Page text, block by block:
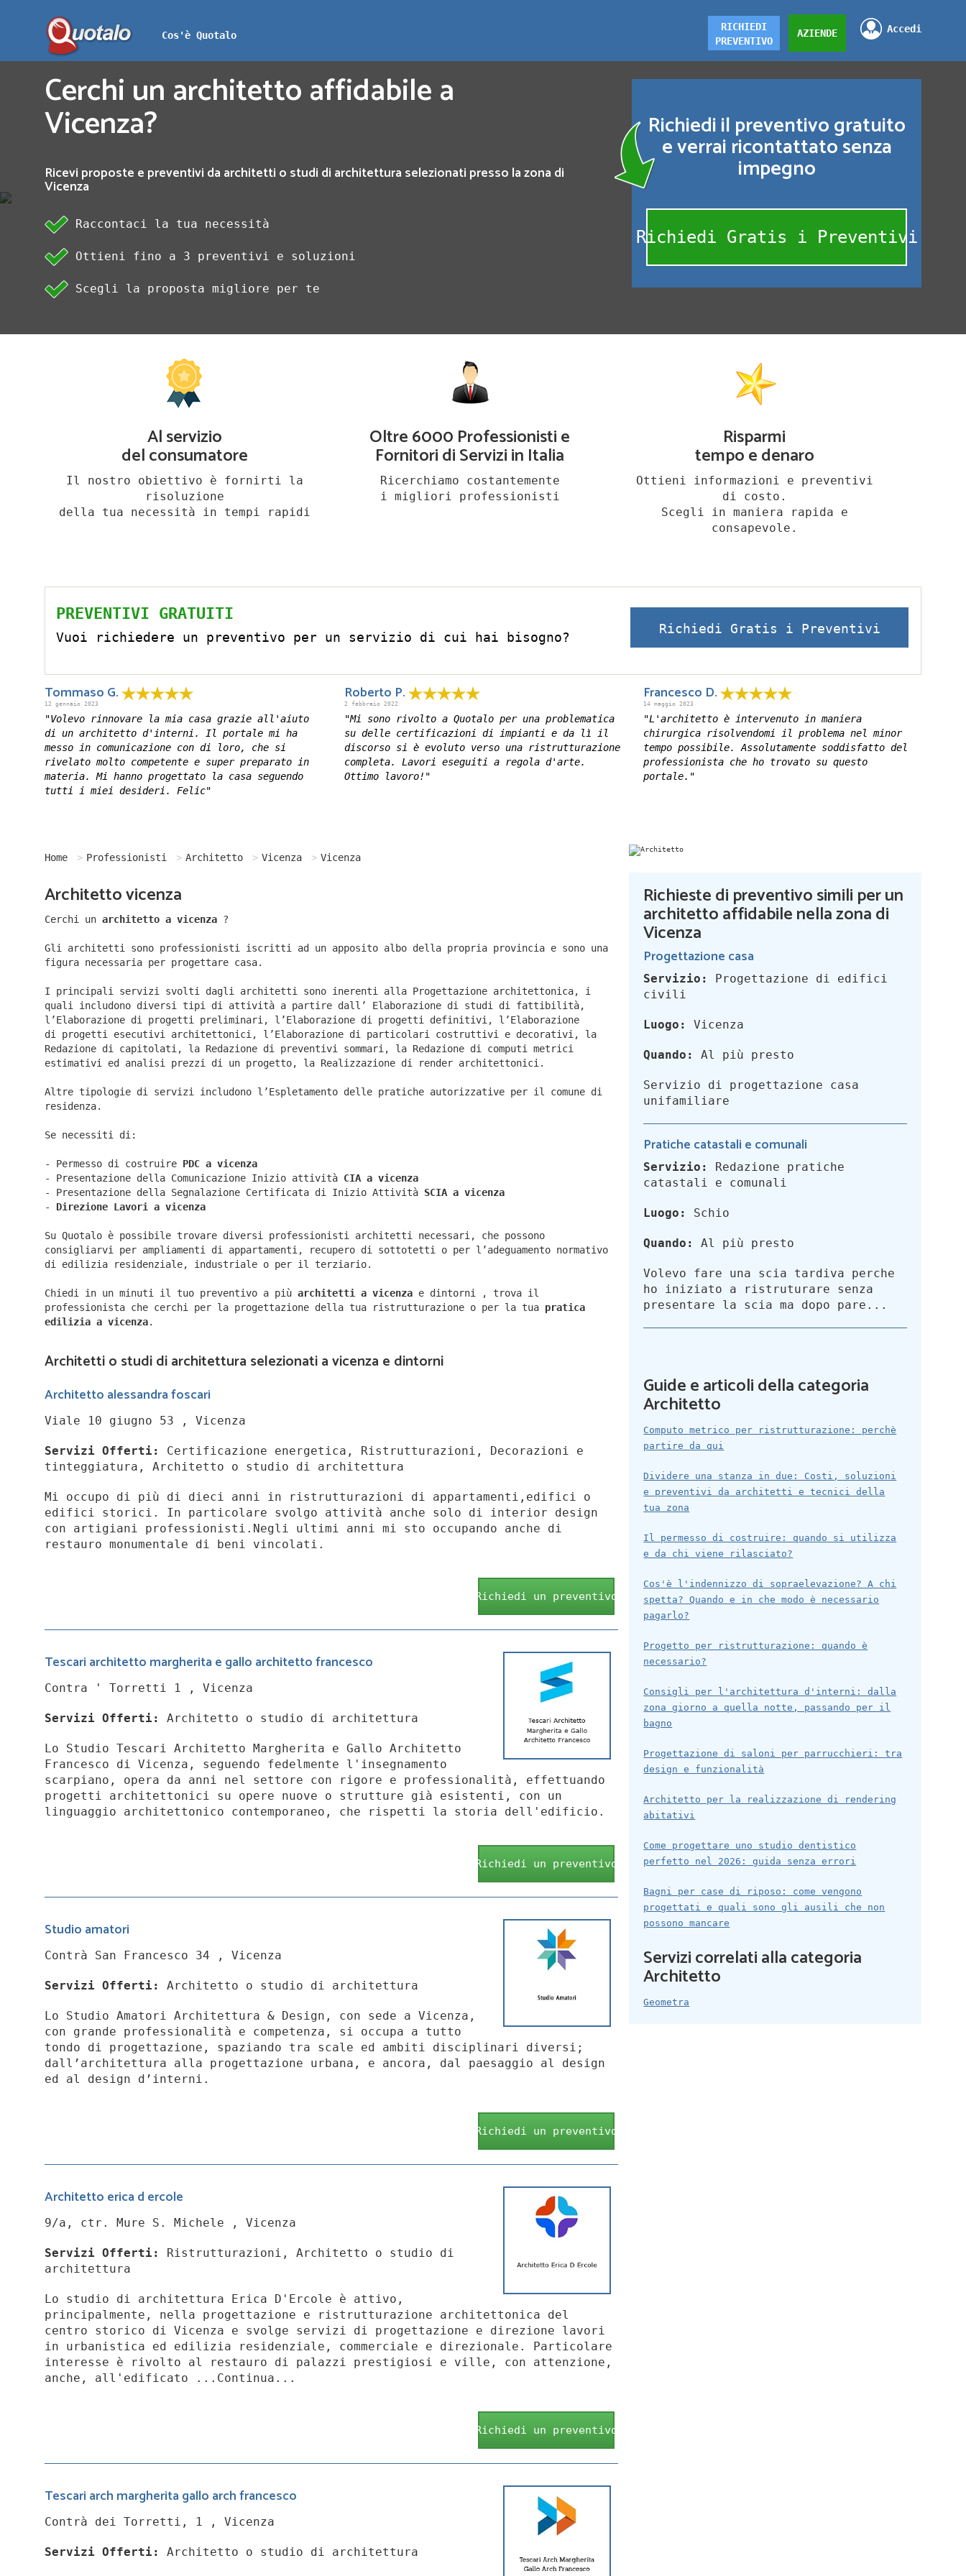
Cos'è Quotalo
Accedi
AZIENDE
RICHIEDI
PREVENTIVO
Cerchi un architetto affidabile a
Vicenza?
Ricevi proposte e preventivi da architetti o studi di architettura selezionati presso la zona di
Vicenza
Raccontaci la tua necessità
Ottieni fino a 3 preventivi e soluzioni
Scegli la proposta migliore per te
Richiedi il preventivo gratuito
e verrai ricontattato senza
impegno
Richiedi Gratis i Preventivi
Al servizio
del consumatore
Il nostro obiettivo è fornirti la
risoluzione
della tua necessità in tempi rapidi
Oltre 6000 Professionisti e
Fornitori di Servizi in Italia
Ricerchiamo costantemente
i migliori professionisti
Risparmi
tempo e denaro
Ottieni informazioni e preventivi
di costo.
Scegli in maniera rapida e
consapevole.
PREVENTIVI GRATUITI
Vuoi richiedere un preventivo per un servizio di cui hai bisogno?
Richiedi Gratis i Preventivi
Tommaso G.
12 gennaio 2023
"Volevo rinnovare la mia casa grazie all'aiuto
di un architetto d'interni. Il portale mi ha
messo in comunicazione con di loro, che si
rivelato molto competente e super preparato in
materia. Mi hanno progettato la casa seguendo
tutti i miei desideri. Felic"
Roberto P.
2 febbraio 2022
"Mi sono rivolto a Quotalo per una problematica
su delle certificazioni di impianti e da lì il
discorso si è evoluto verso una ristrutturazione
completa. Lavori eseguiti a regola d'arte.
Ottimo lavoro!"
Francesco D.
14 maggio 2023
"L'architetto è intervenuto in maniera
chirurgica risolvendomi il problema nel minor
tempo possibile. Assolutamente soddisfatto del
professionista che ho trovato su questo
portale."
Home Professionisti Architetto Vicenza Vicenza
Architetto vicenza
Cerchi un architetto a vicenza ?
Gli architetti sono professionisti iscritti ad un apposito albo della propria provincia e sono una
figura necessaria per progettare casa.
I principali servizi svolti dagli architetti sono inerenti alla Progettazione architettonica, i
quali includono diversi tipi di attività a partire dall’ Elaborazione di studi di fattibilità,
l’Elaborazione di progetti preliminari, l’Elaborazione di progetti definitivi, l’Elaborazione
di progetti esecutivi architettonici, l’Elaborazione di particolari costruttivi e decorativi, la
Redazione di capitolati, la Redazione di preventivi sommari, la Redazione di computi metrici
estimativi ed analisi prezzi di un progetto, la Realizzazione di render architettonici.
Altre tipologie di servizi includono l’Espletamento delle pratiche autorizzative per il comune di
residenza.
Se necessiti di:
- Permesso di costruire PDC a vicenza
- Presentazione della Comunicazione Inizio attività CIA a vicenza
- Presentazione della Segnalazione Certificata di Inizio Attività SCIA a vicenza
- Direzione Lavori a vicenza
Su Quotalo è possibile trovare diversi professionisti architetti necessari, che possono
consigliarvi per ampliamenti di appartamenti, recupero di sottotetti o per l’adeguamento normativo
di edilizia residenziale, industriale o per il terziario.
Chiedi in un minuti il tuo preventivo a più architetti a vicenza e dintorni ,
trova il
professionista che cerchi per la progettazione della tua ristrutturazione o per la tua pratica
edilizia a vicenza.
Architetti o studi di architettura selezionati a vicenza e dintorni
Architetto alessandra foscari
Viale 10 giugno 53 , Vicenza
Servizi Offerti:
Certificazione energetica, Ristrutturazioni, Decorazioni e
tinteggiatura, Architetto o studio di architettura
Mi occupo di più di dieci anni in ristrutturazioni di appartamenti,edifici o
edifici storici. In particolare svolgo attività anche solo di interior design
con artigiani professionisti.Negli ultimi anni mi sto occupando anche di
restauro monumentale di beni vincolati.
Richiedi un preventivo
Tescari architetto margherita e gallo architetto francesco
Contra ' Torretti 1 , Vicenza
Servizi Offerti: Architetto o studio di architettura
Lo Studio Tescari Architetto Margherita e Gallo Architetto
Francesco di Vicenza, seguendo fedelmente l'insegnamento
scarpiano, opera da anni nel settore con rigore e professionalità, effettuando
progetti architettonici su opere nuove o strutture già esistenti, con un
linguaggio architettonico contemporaneo, che rispetti la storia dell'edificio.
Richiedi un preventivo
Studio amatori
Contrà San Francesco 34 , Vicenza
Servizi Offerti: Architetto o studio di architettura
Lo Studio Amatori Architettura & Design, con sede a Vicenza,
con grande professionalità e competenza, si occupa a tutto
tondo di progettazione, spaziando tra scale ed ambiti disciplinari diversi;
dall’architettura alla progettazione urbana, e ancora, dal paesaggio al design
ed al design d’interni.
Richiedi un preventivo
Architetto erica d ercole
9/a, ctr. Mure S. Michele , Vicenza
Servizi Offerti:
Ristrutturazioni, Architetto o studio di
architettura
Lo studio di architettura Erica D'Ercole è attivo,
principalmente, nella progettazione e ristrutturazione architettonica del
centro storico di Vicenza e svolge servizi di progettazione e direzione lavori
in urbanistica ed edilizia residenziale, commerciale e direzionale. Particolare
interesse è rivolto al restauro di palazzi prestigiosi e ville, con attenzione,
anche, all'edificato ...Continua...
Richiedi un preventivo
Tescari arch margherita gallo arch francesco
Contrà dei Torretti, 1 , Vicenza
Servizi Offerti: Architetto o studio di architettura
Richieste di preventivo simili per un
architetto affidabile nella zona di
Vicenza
Progettazione casa
Servizio:
Progettazione di edifici
civili
Luogo: Vicenza
Quando: Al più presto
Servizio di progettazione casa
unifamiliare
Pratiche catastali e comunali
Servizio:
Redazione pratiche
catastali e comunali
Luogo: Schio
Quando: Al più presto
Volevo fare una scia tardiva perche
ho iniziato a ristruturare senza
presentare la scia ma dopo pare...
Guide e articoli della categoria
Architetto
Computo metrico per ristrutturazione: perchè
partire da qui
Dividere una stanza in due: Costi, soluzioni
e preventivi da architetti e tecnici della
tua zona
Il permesso di costruire: quando si utilizza
e da chi viene rilasciato?
Cos'è l'indennizzo di sopraelevazione? A chi
spetta? Quando e in che modo è necessario
pagarlo?
Progetto per ristrutturazione: quando è
necessario?
Consigli per l'architettura d'interni: dalla
zona giorno a quella notte, passando per il
bagno
Progettazione di saloni per parrucchieri: tra
design e funzionalità
Architetto per la realizzazione di rendering
abitativi
Come progettare uno studio dentistico
perfetto nel 2026: guida senza errori
Bagni per case di riposo: come vengono
progettati e quali sono gli ausili che non
possono mancare
Servizi correlati alla categoria
Architetto
Geometra